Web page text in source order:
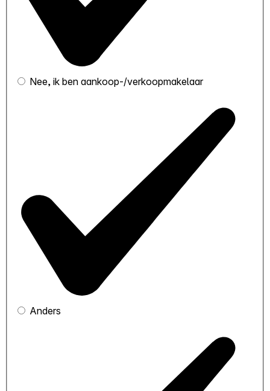
Nee, ik ben aankoop-/verkoopmakelaar
Anders